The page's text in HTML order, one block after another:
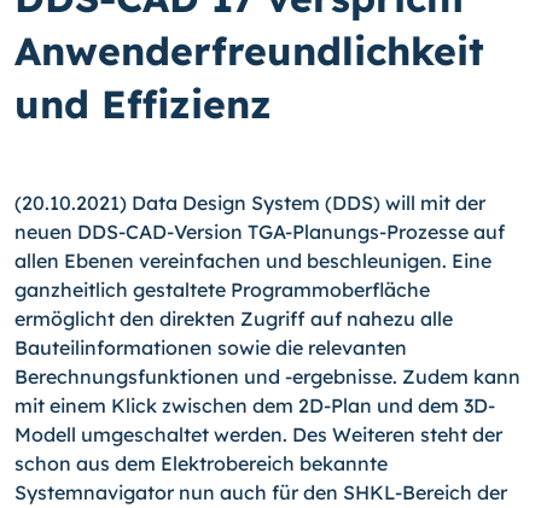
Anwenderfreundlichkeit
und Effizienz
(20.10.2021) Data Design System (DDS) will mit der
neuen DDS-CAD-Version TGA-Pla­nungs-Prozesse auf
allen Ebenen vereinfachen und beschleunigen. Eine
ganzheitlich gestaltete Programmoberfläche
ermöglicht den direkten Zugriff auf nahezu alle
Bauteilinformationen sowie die relevanten
Berechnungsfunktionen und -ergebnisse. Zudem kann
mit einem Klick zwischen dem 2D-Plan und dem 3D-
Modell umgeschaltet werden. Des Weiteren steht der
schon aus dem Elektrobereich bekannte
Systemnavigator nun auch für den SHKL-Bereich der